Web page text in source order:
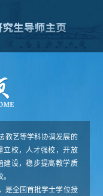
教艺等学科协调发展的
立校，人才强校，开放
建设，稳步提高教学质
全国首批学士学位授